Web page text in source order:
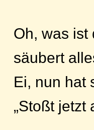
Oh, was ist
säubert
Ei, nun hat
„Stoßt jetzt